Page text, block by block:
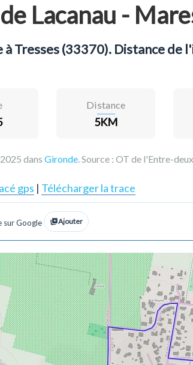
Lacanau -
Tresses (33370). Distance de
Distance
5KM
dans Gironde. Source : OT de l'Entre-
gps | Télécharger la trace
sur Google Ajouter